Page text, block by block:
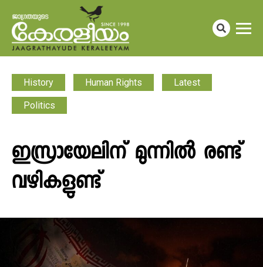
History Human Rights Latest
Politics
ഇസ്രായേലിന് മുന്നിൽ രണ്ട്
വഴികളുണ്ട്